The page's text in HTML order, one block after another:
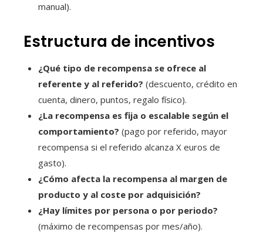
manual).
Estructura de incentivos
¿Qué tipo de recompensa se ofrece al
referente y al referido? (descuento, crédito en
cuenta, dinero, puntos, regalo físico).
¿La recompensa es fija o escalable según el
comportamiento? (pago por referido, mayor
recompensa si el referido alcanza X euros de
gasto).
¿Cómo afecta la recompensa al margen de
producto y al coste por adquisición?
¿Hay límites por persona o por periodo?
(máximo de recompensas por mes/año).